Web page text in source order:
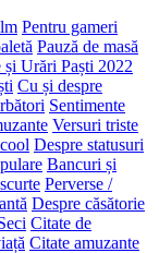
Pentru gameri
Pauză de masă
și Urări Paști 2022
Cu și despre
Sentimente
Versuri triste
Despre statusuri
Bancuri și
Perverse /
Despre căsătorie
Citate de
Citate amuzante